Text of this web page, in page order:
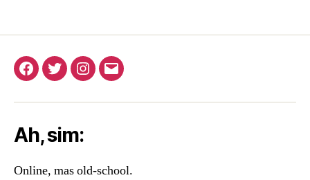
Facebook
TwitterInstagram
E-
Ah, sim:
Online, mas old-school.